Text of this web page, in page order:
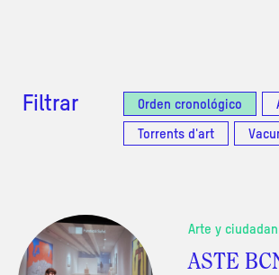
Filtrar Orden cronológico
Torrents d'art
Arte y
ASTE